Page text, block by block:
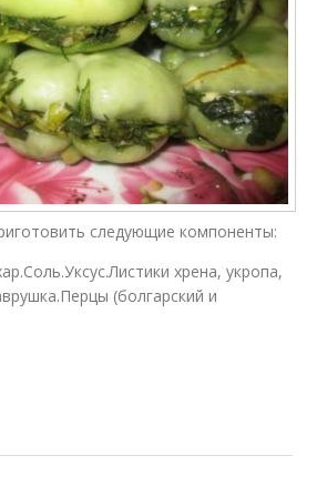
следующие компоненты:
хрена, укропа,
(болгарский и